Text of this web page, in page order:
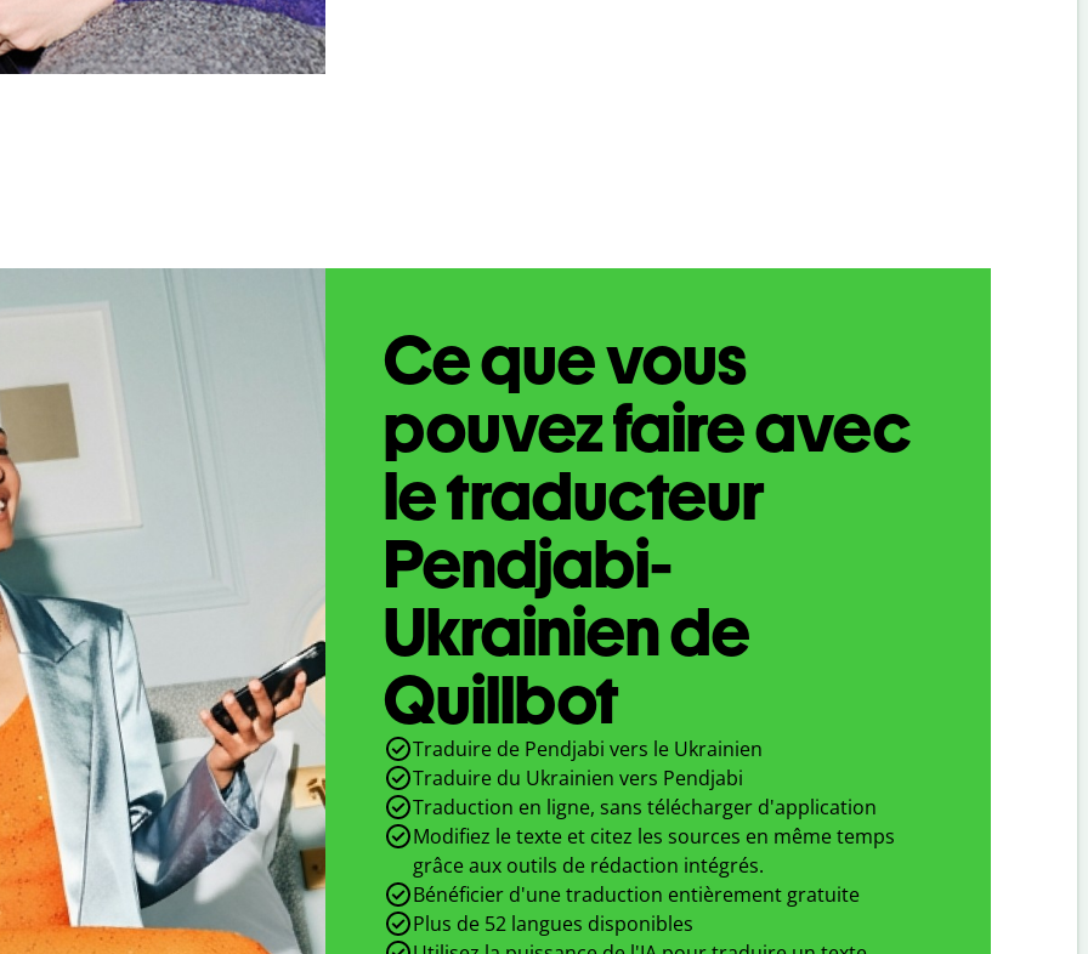
Ce que vous
pouvez faire avec
le traducteur
Pendjabi-
Ukrainien de
Quillbot
Traduire de Pendjabi vers le Ukrainien
Traduire du Ukrainien vers Pendjabi
Traduction en ligne, sans télécharger d'application
Modifiez le texte et citez les sources en même temps
grâce aux outils de rédaction intégrés.
Bénéficier d'une traduction entièrement gratuite
Plus de 52 langues disponibles